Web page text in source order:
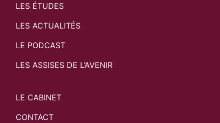
LES ÉTUDES
LES ACTUALITÉS
LE PODCAST
LES ASSISES DE L’AVENIR
LE CABINET
CONTACT